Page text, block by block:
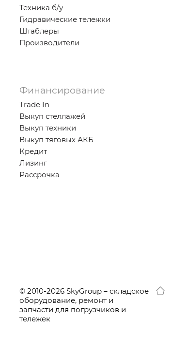
Техника б/у
Гидравические тележки
Штаблеры
Производители
Финансирование
Trade In
Выкуп стеллажей
Выкуп техники
Выкуп тяговых АКБ
Кредит
Лизинг
Рассрочка
© 2010-2026 SkyGroup – складское
оборудование, ремонт и
запчасти для погрузчиков и
тележек